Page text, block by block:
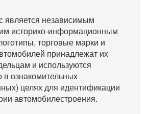
является независимым
историко-информационным
торговые марки и
принадлежат их
и используются
в ознакомительных
целях для идентификации
автомобилестроения.